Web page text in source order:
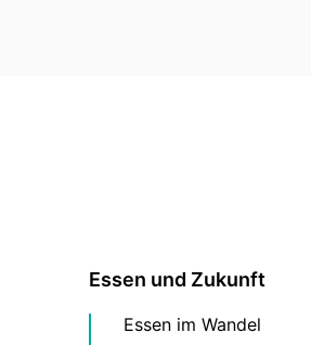
Essen und Zukunft
Essen im Wandel